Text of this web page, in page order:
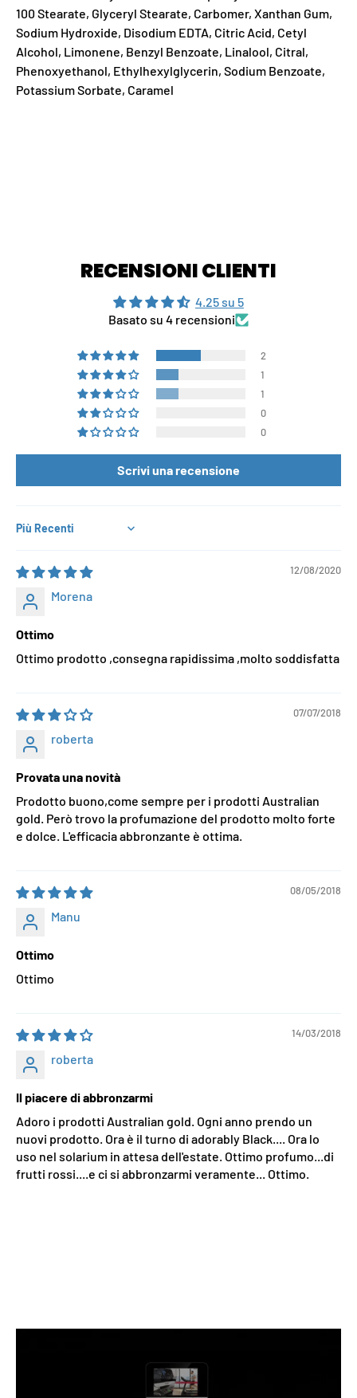
100 Stearate, Glyceryl Stearate, Carbomer, Xanthan Gum,
Sodium Hydroxide, Disodium EDTA, Citric Acid, Cetyl
Alcohol, Limonene, Benzyl Benzoate, Linalool, Citral,
Phenoxyethanol, Ethylhexylglycerin, Sodium Benzoate,
Potassium Sorbate, Caramel
RECENSIONI CLIENTI
4.25 su 5
Basato su 4 recensioni
2
1
1
0
0
Scrivi una recensione
Sort by
12/08/2020
Morena
Ottimo
Ottimo prodotto ,consegna rapidissima ,molto soddisfatta
07/07/2018
roberta
Provata una novità
Prodotto buono,come sempre per i prodotti Australian
gold. Però trovo la profumazione del prodotto molto forte
e dolce. L'efficacia abbronzante è ottima.
08/05/2018
Manu
Ottimo
Ottimo
14/03/2018
roberta
Il piacere di abbronzarmi
Adoro i prodotti Australian gold. Ogni anno prendo un
nuovi prodotto. Ora è il turno di adorably Black.... Ora lo
uso nel solarium in attesa dell'estate. Ottimo profumo...di
frutti rossi....e ci si abbronzarmi veramente... Ottimo.